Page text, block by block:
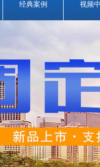
经典案例 视频